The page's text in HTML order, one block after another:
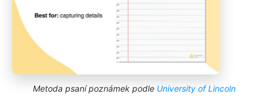
Metoda psaní poznámek podle University of Lincoln